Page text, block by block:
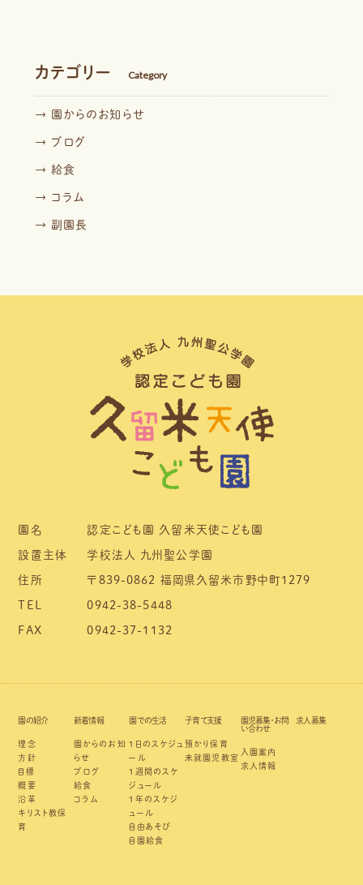
カテゴリーCategory
→ 園からのお知らせ
→ ブログ
→ 給食
→ コラム
→ 副園長
園名 認定こども園 久留米天使こども園
設置主体 学校法人 九州聖公学園
住所 〒839-0862 福岡県久留米市野中町1279
TEL 0942-38-5448
FAX 0942-37-1132
園の紹介
理念
方針
目標
概要
沿革
キリスト教保
育
新着情報
園からのお知
らせ
ブログ
給食
コラム
園での生活
1日のスケジュ
ール
1週間のスケ
ジュール
1年のスケジ
ュール
自由あそび
自園給食
子育て支援
預かり保育
未就園児教室
園児募集・お問
い合わせ
入園案内
求人情報
求人募集